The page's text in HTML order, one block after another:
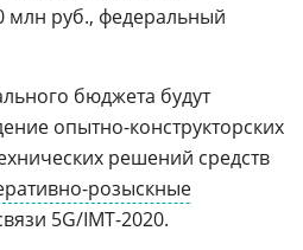
млн руб., федеральный
бюджета будут
опытно-конструкторских
решений средств
розыскные
5G/IMT-2020.